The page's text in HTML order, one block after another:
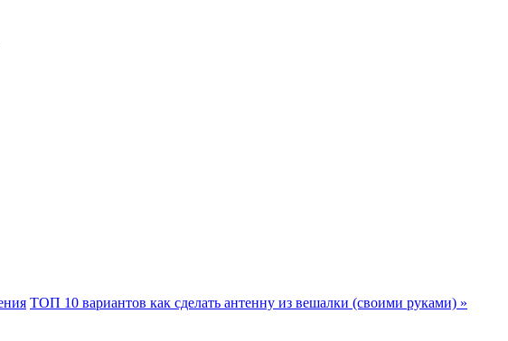
ТОП 10 вариантов как сделать антенну из вешалки (своими руками) »